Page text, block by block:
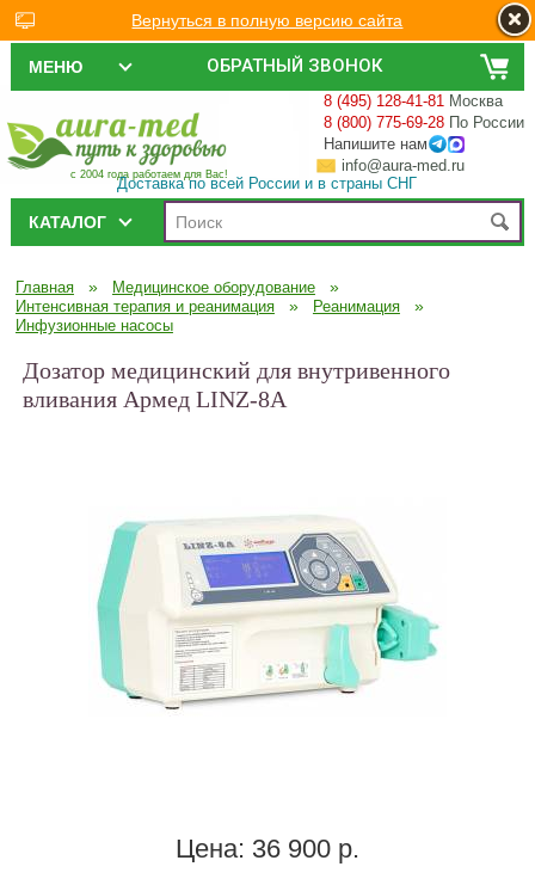
ОБРАТНЫЙ ЗВОНОК
МЕНЮ
с 2004 года работаем для Вас!
8 (495) 128-41-81 Москва
8 (800) 775-69-28 По России
Напишите нам
info@aura-med.ru
Доставка по всей России и в страны СНГ
КАТАЛОГ
Главная » Медицинское оборудование »
Интенсивная терапия и реанимация » Реанимация »
Инфузионные насосы
Дозатор медицинский для внутривенного
вливания Армед LINZ-8A
Цена: 36 900 р.
Вернуться в полную версию сайта